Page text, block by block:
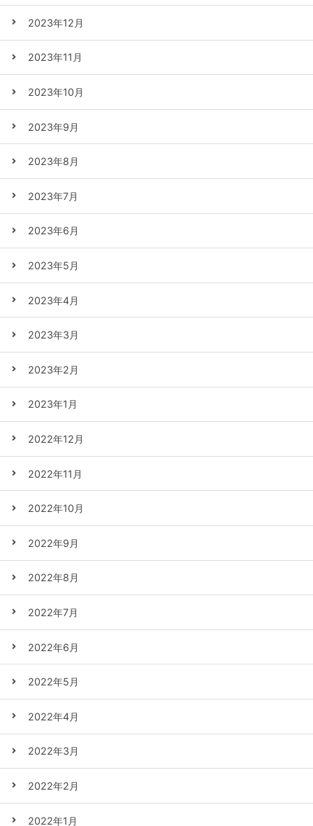
2023年12月
2023年11月
2023年10月
2023年9月
2023年8月
2023年7月
2023年6月
2023年5月
2023年4月
2023年3月
2023年2月
2023年1月
2022年12月
2022年11月
2022年10月
2022年9月
2022年8月
2022年7月
2022年6月
2022年5月
2022年4月
2022年3月
2022年2月
2022年1月